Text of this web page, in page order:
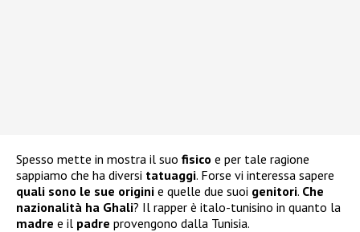
Spesso mette in mostra il suo fisico e per tale ragione
sappiamo che ha diversi tatuaggi. Forse vi interessa sapere
quali sono le sue origini e quelle due suoi genitori. Che
nazionalità ha Ghali? Il rapper è italo-tunisino in quanto la
madre e il padre provengono dalla Tunisia.